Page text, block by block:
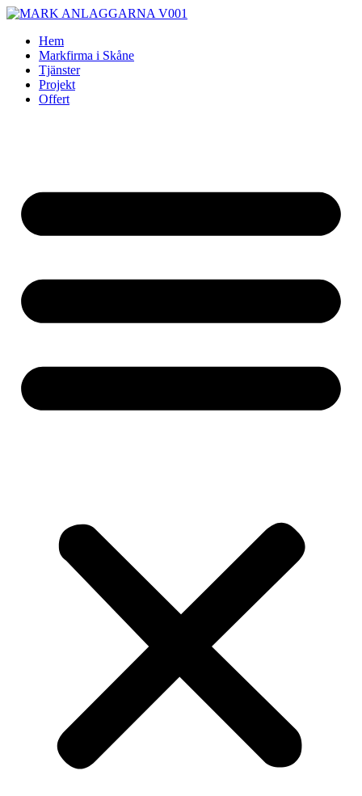
Skip
contentHem
Markfirma i Skåne
Tjänster
Projekt
Offert